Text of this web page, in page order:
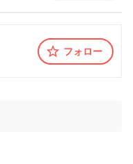
フォロー